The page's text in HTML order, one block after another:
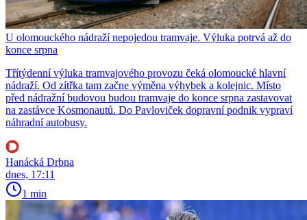
U olomouckého nádraží nepojedou tramvaje. Výluka potrvá až do
konce srpna
Třítýdenní výluka tramvajového provozu čeká olomoucké hlavní
nádraží. Od zítřka tam začne výměna výhybek a kolejnic. Místo
před nádražní budovou budou tramvaje do konce srpna zastavovat
na zastávce Kosmonautů. Do Pavloviček dopravní podnik vypraví
náhradní autobusy.
Hanácká Drbna
dnes, 17:11
1 min